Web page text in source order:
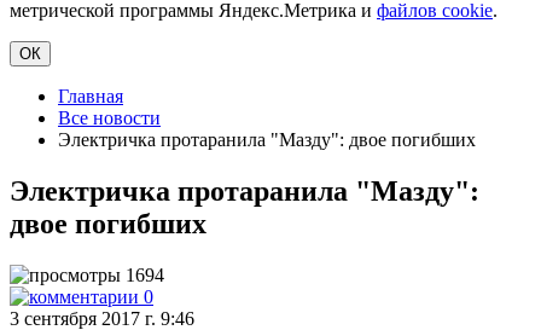
метрической программы Яндекс.Метрика и файлов cookie.
ОК
Главная
Все новости
Электричка протаранила "Мазду": двое погибших
Электричка протаранила "Мазду":
двое погибших
1694
0
3 сентября 2017 г. 9:46